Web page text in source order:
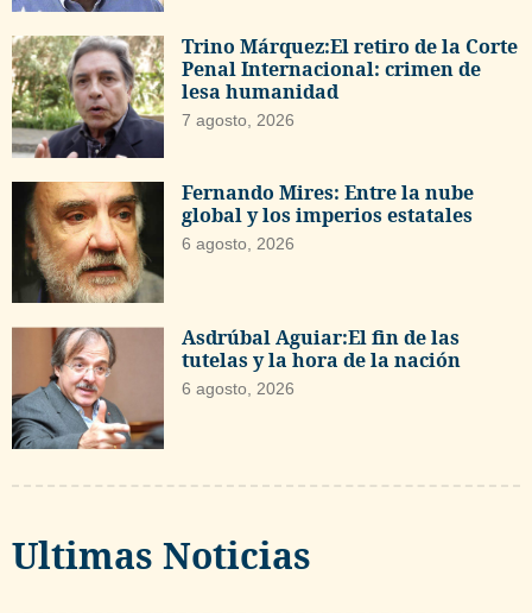
Trino Márquez:El retiro de la Corte
Penal Internacional: crimen de
lesa humanidad
7 agosto, 2026
Fernando Mires: Entre la nube
global y los imperios estatales
6 agosto, 2026
Asdrúbal Aguiar:El fin de las
tutelas y la hora de la nación
6 agosto, 2026
Ultimas Noticias